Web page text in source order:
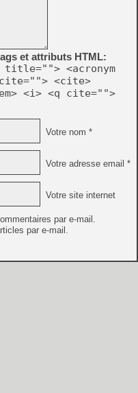
et attributs HTML:
<acronym
<cite>
<i> <q cite="">
Votre nom *
Votre adresse email *
Votre site internet
par e-mail.
par e-mail.